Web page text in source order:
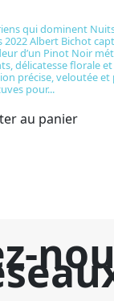
qui dominent
2022 Albert Bichot
d’un Pinot Noir
délicatesse florale
précise, veloutée et
pour...
au panier